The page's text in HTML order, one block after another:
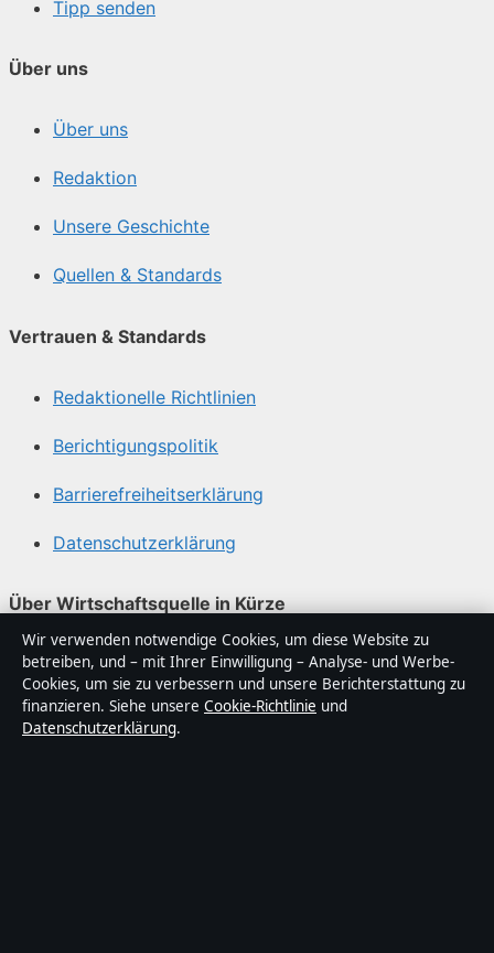
Tipp senden
Über uns
Über uns
Redaktion
Unsere Geschichte
Quellen & Standards
Vertrauen & Standards
Redaktionelle Richtlinien
Berichtigungspolitik
Barrierefreiheitserklärung
Datenschutzerklärung
Über Wirtschaftsquelle in Kürze
Wirtschaftsquelle ist ein unabhängiger digitaler
Nachrichtenanbieter mit Fokus auf Politik, Wirtschaft,
Technik und Gesellschaft in Deutschland. Jeder Artikel
trägt eine Byline, wird von einem Redakteur geprüft und
Wir verwenden notwendige Cookies, um diese Website zu
betreiben, und – mit Ihrer Einwilligung – Analyse- und Werbe-
Cookies, um sie zu verbessern und unsere Berichterstattung zu
finanzieren. Siehe unsere Cookie-Richtlinie und
Datenschutzerklärung.